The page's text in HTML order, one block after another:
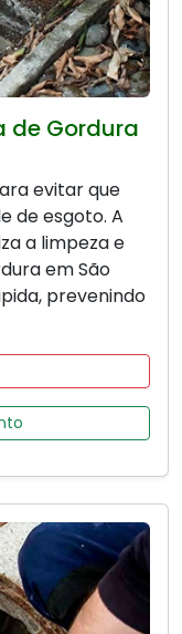
de Gordura
evitar que
de esgoto. A
a limpeza e
em São
prevenindo